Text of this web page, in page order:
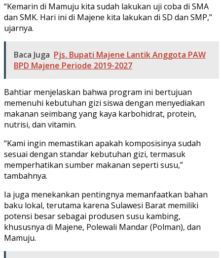
“Kemarin di Mamuju kita sudah lakukan uji coba di SMA
dan SMK. Hari ini di Majene kita lakukan di SD dan SMP,”
ujarnya.
Baca Juga Pjs. Bupati Majene Lantik Anggota PAW
BPD Majene Periode 2019-2027
Bahtiar menjelaskan bahwa program ini bertujuan
memenuhi kebutuhan gizi siswa dengan menyediakan
makanan seimbang yang kaya karbohidrat, protein,
nutrisi, dan vitamin.
“Kami ingin memastikan apakah komposisinya sudah
sesuai dengan standar kebutuhan gizi, termasuk
memperhatikan sumber makanan seperti susu,”
tambahnya.
Ia juga menekankan pentingnya memanfaatkan bahan
baku lokal, terutama karena Sulawesi Barat memiliki
potensi besar sebagai produsen susu kambing,
khususnya di Majene, Polewali Mandar (Polman), dan
Mamuju.